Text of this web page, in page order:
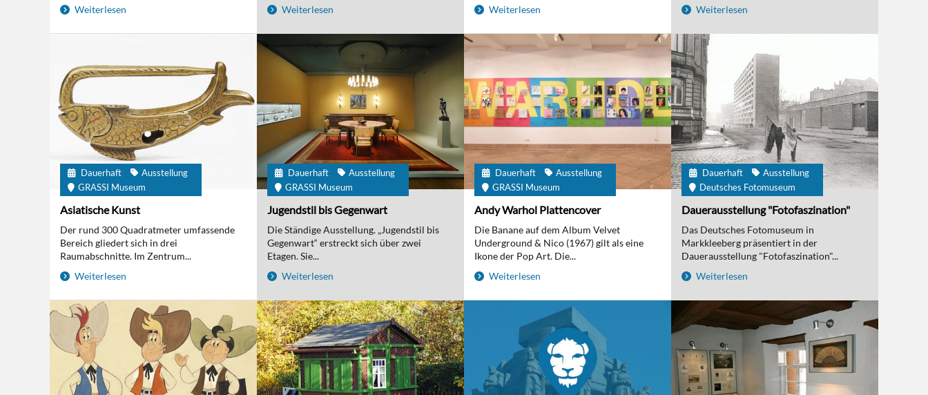
Weiterlesen
Weiterlesen
Weiterlesen
Weiterlesen
Dauerhaft
Ausstellung
GRASSI Museum
Asiatische Kunst
Der rund 300 Quadratmeter umfassende
Bereich gliedert sich in drei
Raumabschnitte. Im Zentrum...
Weiterlesen
Dauerhaft
Ausstellung
GRASSI Museum
Jugendstil bis Gegenwart
Die Ständige Ausstellung. „Jugendstil bis
Gegenwart“ erstreckt sich über zwei
Etagen. Sie...
Weiterlesen
Dauerhaft
Ausstellung
GRASSI Museum
Andy Warhol Plattencover
Die Banane auf dem Album Velvet
Underground & Nico (1967) gilt als eine
Ikone der Pop Art. Die...
Weiterlesen
Dauerhaft
Ausstellung
Deutsches Fotomuseum
Dauerausstellung "Fotofaszination"
Das Deutsches Fotomuseum in
Markkleeberg präsentiert in der
Dauerausstellung "Fotofaszination"...
Weiterlesen